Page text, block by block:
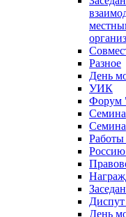
Разное
День
УИК
Форум
Диспут
День